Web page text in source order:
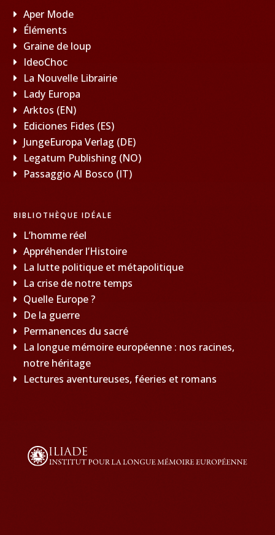
Aper Mode
Éléments
Graine de loup
IdeoChoc
La Nouvelle Librairie
Lady Europa
Arktos (EN)
Ediciones Fides (ES)
JungeEuropa Verlag (DE)
Legatum Publishing (NO)
Passaggio Al Bosco (IT)
BIBLIOTHÈQUE IDÉALE
L’homme réel
Appréhender l’Histoire
La lutte politique et métapolitique
La crise de notre temps
Quelle Europe ?
De la guerre
Permanences du sacré
La longue mémoire européenne : nos racines,
notre héritage
Lectures aventureuses, féeries et romans